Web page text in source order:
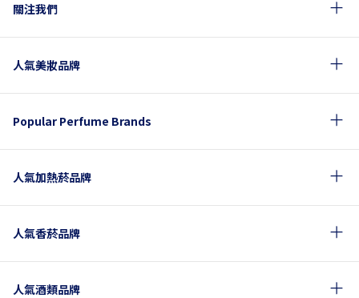
關注我們
人氣美妝品牌
Popular Perfume Brands
人氣加熱菸品牌
人氣香菸品牌
人氣酒類品牌